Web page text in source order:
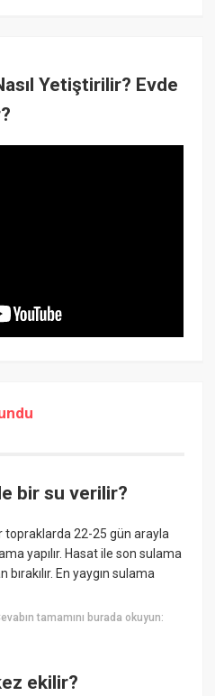
Yetiştirilir? Evde
bir su verilir?
topraklarda 22-25 gün arayla
yapılır. Hasat ile son sulama
En yaygın sulama
tamamını burada okuyun:
ekilir?